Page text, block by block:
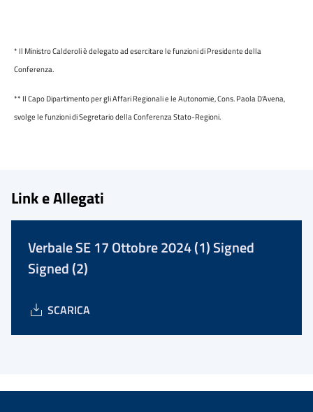
* Il Ministro Calderoli è delegato ad esercitare le funzioni di Presidente della
Conferenza.
** Il Capo Dipartimento per gli Affari Regionali e le Autonomie, Cons. Paola D’Avena,
svolge le funzioni di Segretario della Conferenza Stato-Regioni.
Link e Allegati
Verbale SE 17 Ottobre 2024 (1) Signed
Signed (2)
SCARICA